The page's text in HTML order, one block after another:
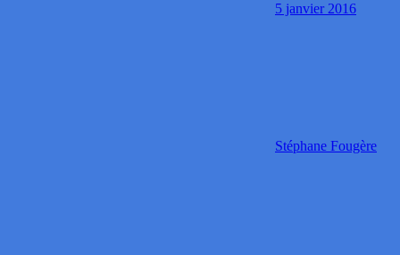
5 janvier 2016
Stéphane Fougère